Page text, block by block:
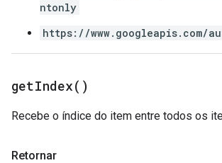
ntonly
https://www.googleapis.com/
getIndex( )
Recebe o índice do item entre todos os
Retornar